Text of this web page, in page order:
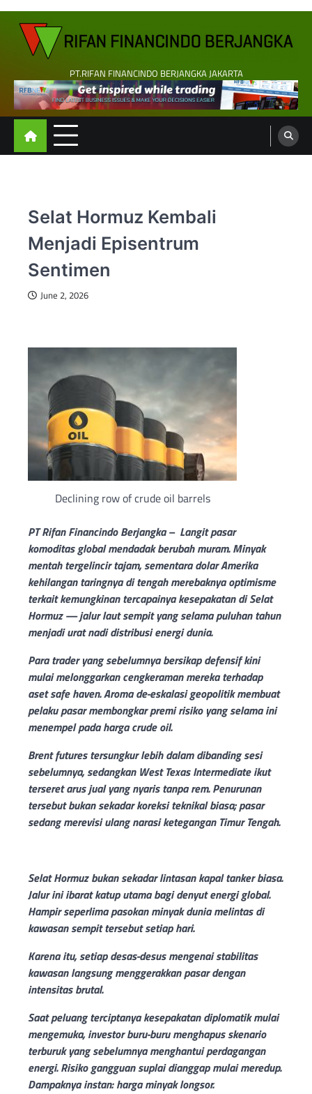
Skip
content
PT.RIFAN FINANCINDO BERJANGKA JAKARTA
Selat Hormuz Kembali
Menjadi Episentrum
Sentimen
June 2, 2026
Declining row of crude oil barrels
PT Rifan Financindo Berjangka – Langit pasar
komoditas global mendadak berubah muram. Minyak
mentah tergelincir tajam, sementara dolar Amerika
kehilangan taringnya di tengah merebaknya optimisme
terkait kemungkinan tercapainya kesepakatan di Selat
Hormuz — jalur laut sempit yang selama puluhan tahun
menjadi urat nadi distribusi energi dunia.
Para trader yang sebelumnya bersikap defensif kini
mulai melonggarkan cengkeraman mereka terhadap
aset safe haven. Aroma de-eskalasi geopolitik membuat
pelaku pasar membongkar premi risiko yang selama ini
menempel pada harga crude oil.
Brent futures tersungkur lebih dalam dibanding sesi
sebelumnya, sedangkan West Texas Intermediate ikut
terseret arus jual yang nyaris tanpa rem. Penurunan
tersebut bukan sekadar koreksi teknikal biasa; pasar
sedang merevisi ulang narasi ketegangan Timur Tengah.
Selat Hormuz bukan sekadar lintasan kapal tanker biasa.
Jalur ini ibarat katup utama bagi denyut energi global.
Hampir seperlima pasokan minyak dunia melintas di
kawasan sempit tersebut setiap hari.
Karena itu, setiap desas-desus mengenai stabilitas
kawasan langsung menggerakkan pasar dengan
intensitas brutal.
Saat peluang terciptanya kesepakatan diplomatik mulai
mengemuka, investor buru-buru menghapus skenario
terburuk yang sebelumnya menghantui perdagangan
energi. Risiko gangguan suplai dianggap mulai meredup.
Dampaknya instan: harga minyak longsor.